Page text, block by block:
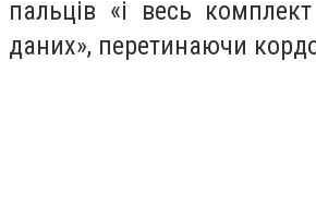
пальців «і весь
даних», перетинаючи